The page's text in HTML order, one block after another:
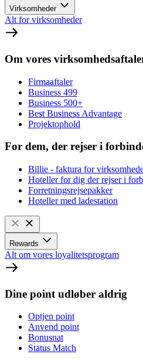
Virksomheder
Alt for virksomheder
Om vores
Firmaaftaler
Business 499
Business 500+
Best Business Advantage
Projektophold
For dem, der rejser i
Billie - faktura for
Hoteller for dig der rejser i
Forretningsrejsepakker
Hoteller med ladestation
Rewards
Alt om vores loyalitetsprogram
Dine point udløber aldrig
Optjen point
Anvend point
Bonusnat
Status Match